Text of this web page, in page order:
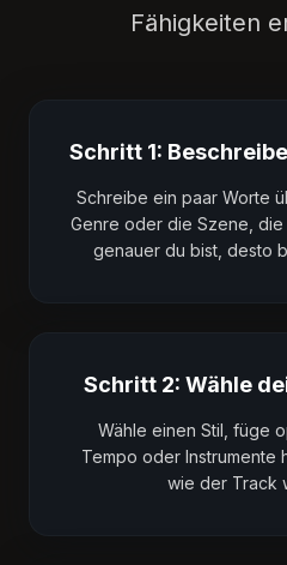
Fähigkeiten
Schritt 1:
Schreibe ein paar Worte
Genre oder die Szene,
genauer du bist, desto
Schritt 2: Wähle
Wähle einen Stil, füge
Tempo oder Instrumente
wie der Track